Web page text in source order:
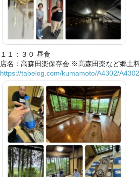
１１：３０ 昼食
店名：高森田楽保存会 ※高森田楽など郷土
https://tabelog.com/kumamoto/A4302/